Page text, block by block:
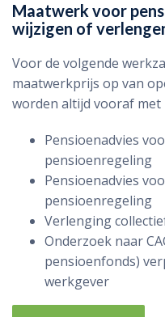
Maatwerk voor
wijzigen of
Voor de volgende
maatwerkprijs op van
worden altijd vooraf met
Pensioenadvies
pensioenregeling
Pensioenadvies
pensioenregeling
Verlenging
Onderzoek naar
pensioenfonds)
werkgever